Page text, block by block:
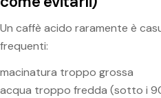
Un caffè acido raramente è
frequenti:
macinatura troppo grossa
acqua troppo fredda (sotto i